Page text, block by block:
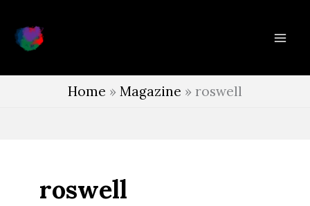
contenuto
Home » Magazine » roswell
roswell